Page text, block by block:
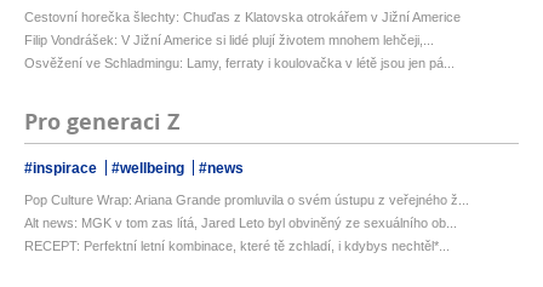
Cestovní horečka šlechty: Chuďas z Klatovska otrokářem v Jižní Americe
Filip Vondrášek: V Jižní Americe si lidé plují životem mnohem lehčeji,...
Osvěžení ve Schladmingu: Lamy, ferraty i koulovačka v létě jsou jen pá...
Pro generaci Z
#inspirace #wellbeing #news
Pop Culture Wrap: Ariana Grande promluvila o svém ústupu z veřejného ž...
Alt news: MGK v tom zas lítá, Jared Leto byl obviněný ze sexuálního ob...
RECEPT: Perfektní letní kombinace, které tě zchladí, i kdybys nechtěl*...